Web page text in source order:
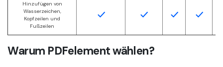
Hinzufügen von
Wasserzeichen,
Kopfzeilen und
Fußzeilen
Warum PDFelement wählen?